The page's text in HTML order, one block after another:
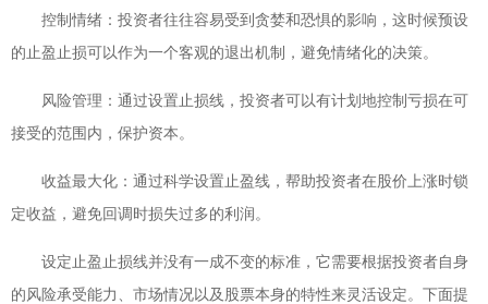
控制情绪：投资者往往容易受到贪婪和恐惧的影响，这时候预设
的止盈止损可以作为一个客观的退出机制，避免情绪化的决策。
风险管理：通过设置止损线，投资者可以有计划地控制亏损在可
接受的范围内，保护资本。
收益最大化：通过科学设置止盈线，帮助投资者在股价上涨时锁
定收益，避免回调时损失过多的利润。
设定止盈止损线并没有一成不变的标准，它需要根据投资者自身
的风险承受能力、市场情况以及股票本身的特性来灵活设定。下面提